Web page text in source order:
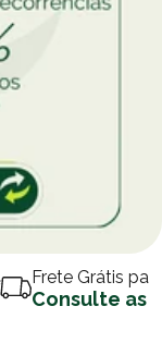
Frete Grátis
Consulte as